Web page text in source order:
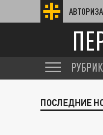
ПОСЛЕДНИЕ